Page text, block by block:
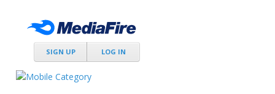
SIGN UP LOG IN